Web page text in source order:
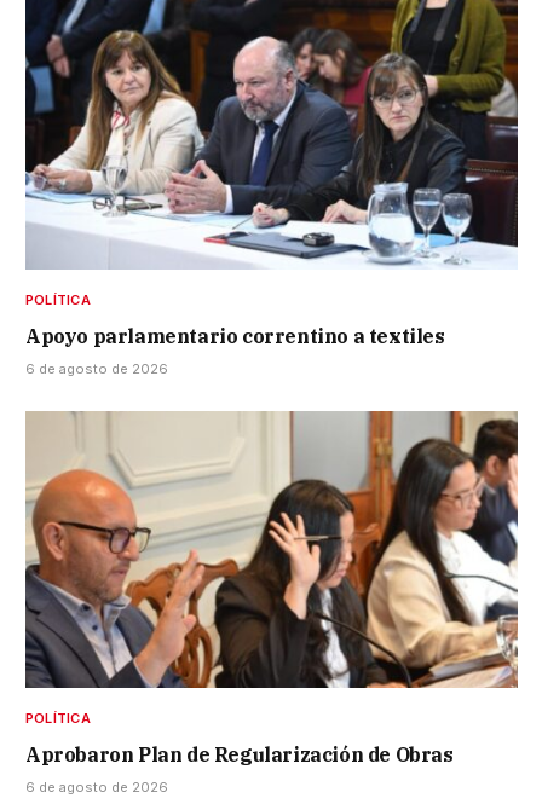
POLÍTICA
Apoyo parlamentario correntino a textiles
6 de agosto de 2026
POLÍTICA
Aprobaron Plan de Regularización de Obras
6 de agosto de 2026